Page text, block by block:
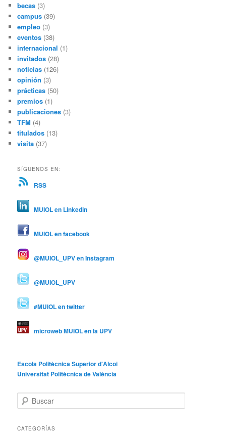
becas (3)
campus (39)
empleo (3)
eventos (38)
internacional (1)
invitados (28)
noticias (126)
opinión (3)
prácticas (50)
premios (1)
publicaciones (3)
TFM (4)
titulados (13)
visita (37)
SÍGUENOS EN:
RSS
MUIOL en Linkedin
MUIOL en facebook
@MUIOL_UPV en Instagram
@MUIOL_UPV
#MUIOL en twitter
microweb MUIOL en la UPV
Escola Politècnica Superior d'Alcoi
Universitat Politècnica de València
u
c
CATEGORÍAS